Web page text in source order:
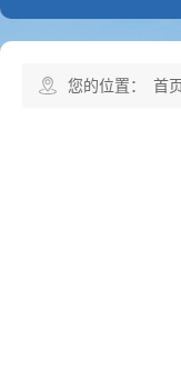
您的位置： 首